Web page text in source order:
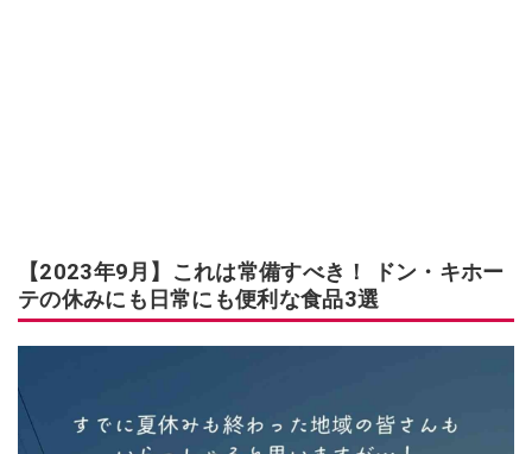
【2023年9月】これは常備すべき！ ドン・キホー
テの休みにも日常にも便利な食品3選